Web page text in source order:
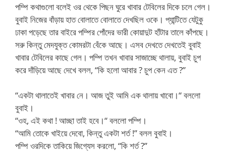
পম্পি কথাগুলো বলেই ওর থেকে পিছন ঘুরে খাবার টেবিলের দিকে চলে গেল।
বুবাই নিজের বাঁড়ায় হাত বোলাতে বোলাতে দেখছিল ওকে। প্যান্টিতে যেটুকু
ঢাকা পড়েছে তার বাইরে পম্পির পোঁদের ভারী কোয়াদুট হাঁটার তালে কাঁপছে।
সরু কিন্তু মেদযুক্ত কোমরটা বেঁকে আছে। এসব দেখতে দেখতেই বুবাই
খাবার টেবিলের কাছে গেল। পম্পি তখন খাবার সাজাচ্ছে থালায়, বুবাই চুপ
করে দাঁড়িয়ে আছে দেখে বলল, “কি হলো আবার ? চুপ কেন এত ?”
“একটা থালাতেই খাবার নে। আজ তুই আমি এক থালায় খাবো।“ বললো
বুবাই।
“ওহ, এই কথা ! আচ্ছা তাই হবে।“ বললো পম্পি।
“আমি তোকে খাইয়ে দেবো, কিন্তু একটা শর্ত !” বলল বুবাই।
পম্পি ওরদিকে তাকিয়ে জিগ্যেস করলো, “কি শর্ত ?”